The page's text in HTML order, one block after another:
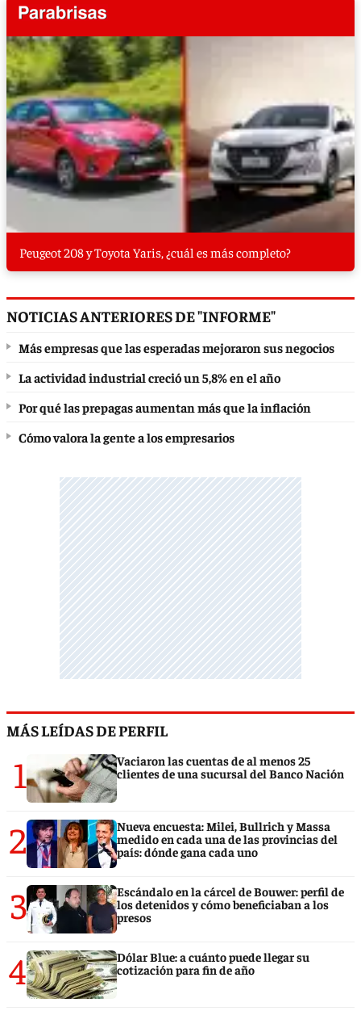
Peugeot 208 y Toyota Yaris, ¿cuál es más completo?
NOTICIAS ANTERIORES DE "INFORME"
Más empresas que las esperadas mejoraron sus negocios
La actividad industrial creció un 5,8% en el año
Por qué las prepagas aumentan más que la inflación
Cómo valora la gente a los empresarios
MÁS LEÍDAS DE PERFIL
1
Vaciaron las cuentas de al menos 25
clientes de una sucursal del Banco Nación
2
Nueva encuesta: Milei, Bullrich y Massa
medido en cada una de las provincias del
país: dónde gana cada uno
3
Escándalo en la cárcel de Bouwer: perfil de
los detenidos y cómo beneficiaban a los
presos
4
Dólar Blue: a cuánto puede llegar su
cotización para fin de año